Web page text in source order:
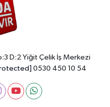
D:2 Yiğit Çelik İş Merkezi
0530 450 10 54